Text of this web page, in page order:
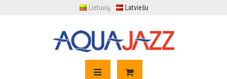
Lietuvių Latviešu